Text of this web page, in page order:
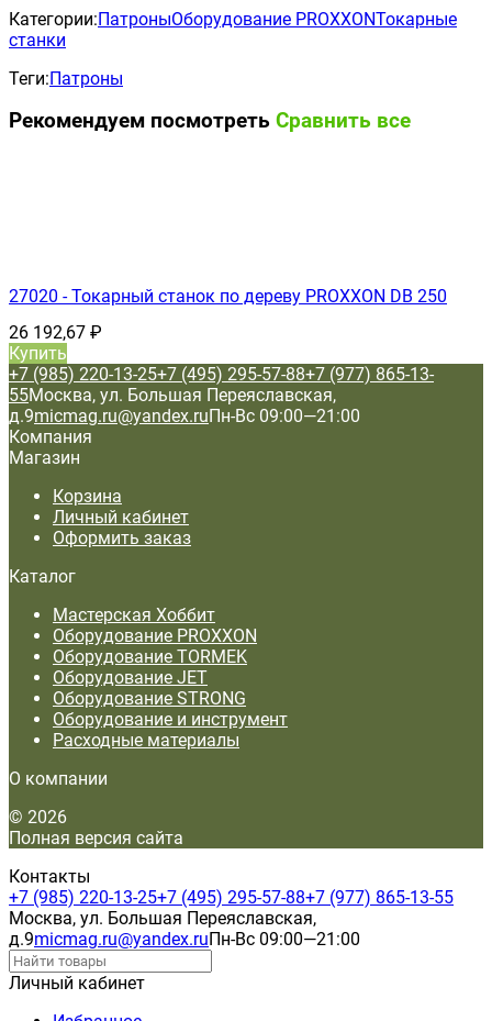
Категории:ПатроныОборудование PROXXONТокарные
станки
Теги:Патроны
Рекомендуем посмотреть Сравнить все
27020 - Токарный станок по дереву PROXXON DB 250
26 192,67 ₽
Купить
+7 (985) 220-13-25+7 (495) 295-57-88+7 (977) 865-13-
55Москва, ул. Большая Переяславская,
д.9micmag.ru@yandex.ruПн-Вс 09:00—21:00
Компания
Магазин
Корзина
Личный кабинет
Оформить заказ
Каталог
Мастерская Хоббит
Оборудование PROXXON
Оборудование TORMEK
Оборудование JET
Оборудование STRONG
Оборудование и инструмент
Расходные материалы
О компании
© 2026
Полная версия сайта
Контакты
+7 (985) 220-13-25+7 (495) 295-57-88+7 (977) 865-13-55
Москва, ул. Большая Переяславская,
д.9micmag.ru@yandex.ruПн-Вс 09:00—21:00
Личный кабинет